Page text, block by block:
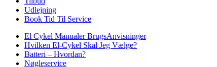
Udlejning
Book Tid Til Service
El Cykel Manualer BrugsAnvisninger
Hvilken El-Cykel Skal Jeg Vælge?
Batteri – Hvordan?
Nøgleservice